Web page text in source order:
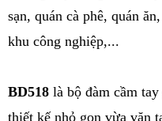
sạn, quán cà phê, quán
khu công nghiệp,...
BD518 là bộ đàm cầm
thiết kế nhỏ gọn vừa vặn